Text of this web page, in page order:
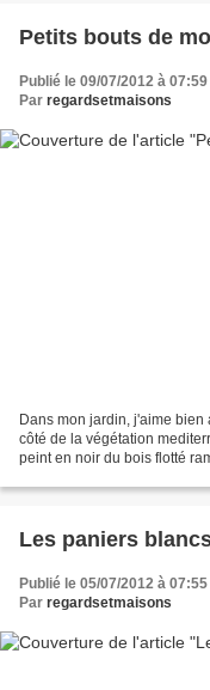
Petits bouts de
Publié le 09/07/2012 à 07:59
Par regardsetmaisons
Dans mon jardin, j'aime
côté de la végétation
peint en noir du bois flotté
Les paniers
Publié le 05/07/2012 à 07:55
Par regardsetmaisons